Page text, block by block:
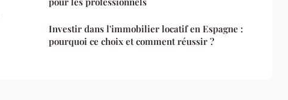
Investir dans l'immobilier locatif en Espagne :
pourquoi ce choix et comment réussir ?